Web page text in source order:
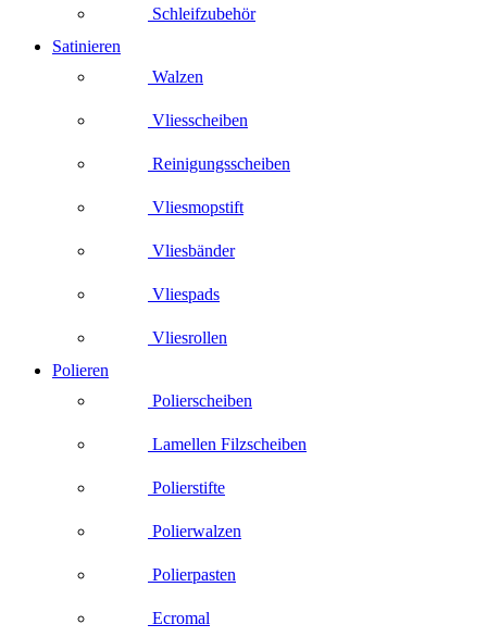
Schleifzubehör
Satinieren
Walzen
Vliesscheiben
Reinigungsscheiben
Vliesmopstift
Vliesbänder
Vliespads
Vliesrollen
Polieren
Polierscheiben
Lamellen Filzscheiben
Polierstifte
Polierwalzen
Polierpasten
Ecromal